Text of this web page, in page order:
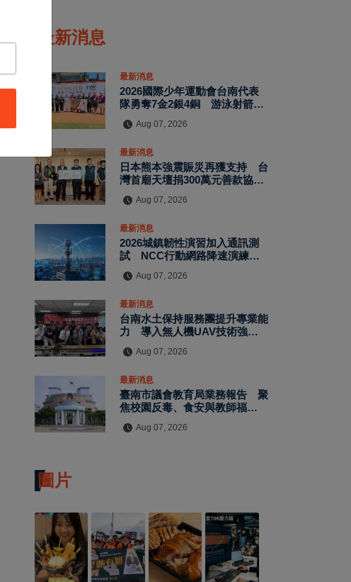
最新消息
最新消息
2026國際少年運動會台南代表
隊勇奪7金2銀4銅 游泳射箭籃
Aug 07, 2026
最新消息
日本熊本強震賑災再獲支持 台
灣首廟天壇捐300萬元善款協助
Aug 07, 2026
最新消息
2026城鎮韌性演習加入通訊測
試 NCC行動網路降速演練驗
Aug 07, 2026
最新消息
台南水土保持服務團提升專業能
力 導入無人機UAV技術強化
Aug 07, 2026
最新消息
臺南市議會教育局業務報告 聚
焦校園反毒、食安與教師福利
Aug 07, 2026
圖片